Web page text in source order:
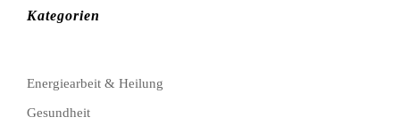
Kategorien
Energiearbeit & Heilung
Gesundheit